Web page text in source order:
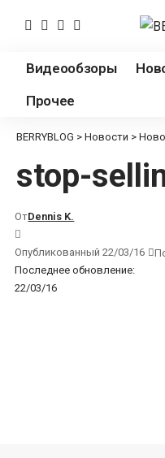
Видеообзоры
Прочее
BERRYBLOG > Новости >
stop-
Последнее обновление:
22/03/16
ОтDennis K.
Опубликованный 22/03/16